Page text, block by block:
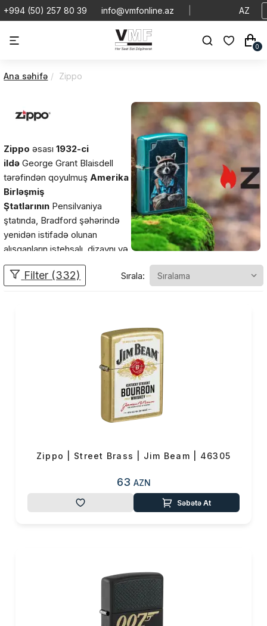
+994 (50) 257 80 39 info@vmfonline.az AZ
0
Ana səhifə Zippo
Zippo əsası1932-ci
ildə George Grant Blaisdell
tərəfindən qoyulmuşAmerika
Birləşmiş
Ştatlarının Pensilvaniya
ştatında, Bradford şəhərində
yenidən istifadə olunan
alışqanların istehsalı, dizaynı və
satışı ilə məşğuldur. Minlərlə
müxtəlif dizaynda istehsal
yüzlərlə
filmdə kino qəhrəmanlarının
2-
Filter (332) Sırala:
Zippo | Street Brass | Jim Beam | 46305
63 AZN
Səbətə At